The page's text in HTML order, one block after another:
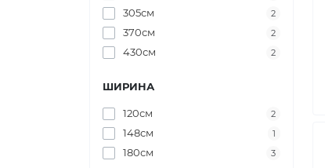
305см 2
370см 2
430см 2
ШИРИНА
120см 2
148см 1
180см 3